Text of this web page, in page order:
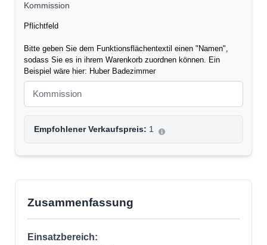
Kommission
Pflichtfeld
Bitte geben Sie dem Funktionsflächentextil einen "Namen",
sodass Sie es in ihrem Warenkorb zuordnen können. Ein
Beispiel wäre hier: Huber Badezimmer
Empfohlener Verkaufspreis: 1
Zusammenfassung
Einsatzbereich: